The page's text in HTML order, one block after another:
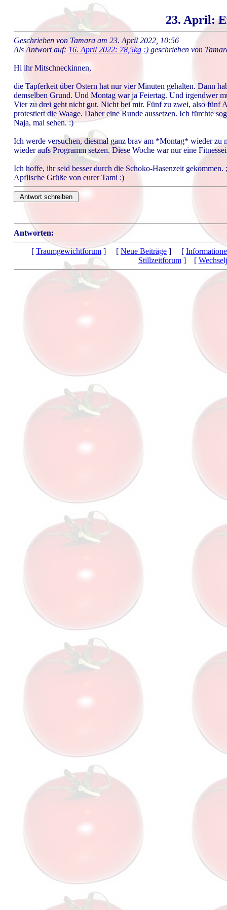
23. April:
Geschrieben von Tamara am 23. April 2022, 10:56
Als Antwort auf: 16. April 2022: 78,5kg :) geschrieben von
Hi ihr Mitschneckinnen,
die Tapferkeit über Ostern hat nur vier Minuten gehalten. Dann
demselben Grund. Und Montag war ja Feiertag. Und irgendwer
Vier zu drei geht nicht gut. Nicht bei mir. Fünf zu zwei, also fünf
protestiert die Waage. Daher eine Runde aussetzen. Ich fürchte
Naja, mal sehen. :)
Ich werde versuchen, diesmal ganz brav am *Montag* wieder
wieder aufs Programm setzen. Diese Woche war nur eine
Ich hoffe, ihr seid besser durch die Schoko-Hasenzeit gekommen.
Apflische Grüße von eurer Tami :)
Antworten:
[ Traumgewichtforum ] [ Neue Beiträge ] [
Stillzeitforum] [